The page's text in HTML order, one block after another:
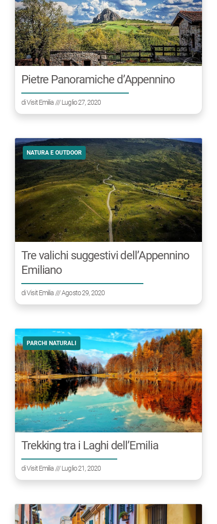
Pietre Panoramiche d’Appennino
diVisit Emilia/// Luglio 27, 2020
NATURA E OUTDOOR
Tre valichi suggestivi dell’Appennino
Emiliano
diVisit Emilia /// Agosto 29, 2020
PARCHI NATURALI
Trekking tra i Laghi dell’Emilia
diVisit Emilia/// Luglio 21, 2020